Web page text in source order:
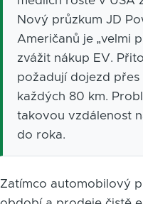
Nový průzkum JD
Američanů je „velmi
zvážit nákup EV.
požadují dojezd
každých 80 km.
takovou vzdálenost
do roka.
Zatímco automobilový